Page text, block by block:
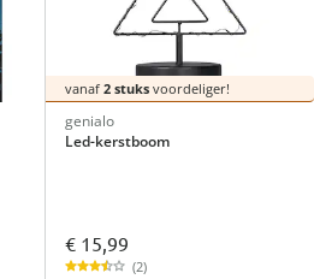
vanaf 2 stuksvoordeliger!
genialo
Led-kerstboom
€ 15,99
(2)